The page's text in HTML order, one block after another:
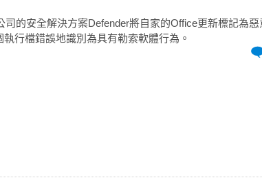
的安全解決方案Defender將自家的Office更新標記為
行檔錯誤地識別為具有勒索軟體行為。